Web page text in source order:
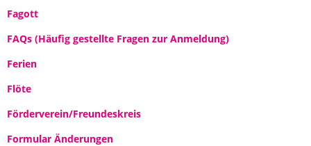
Fagott
FAQs (Häufig gestellte Fragen zur Anmeldung)
Ferien
Flöte
Förderverein/Freundeskreis
Formular Änderungen